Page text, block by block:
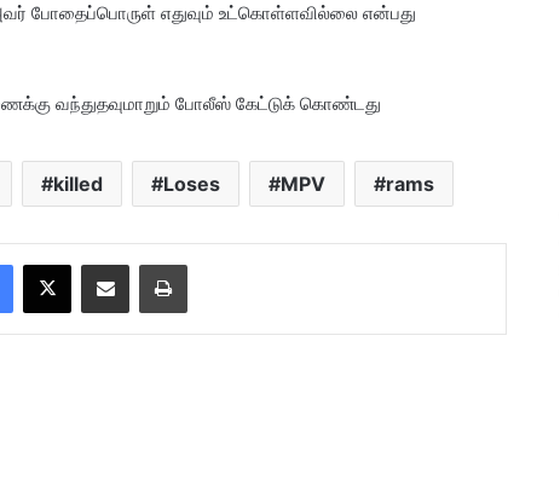
போதைப்பொருள் எதுவும் உட்கொள்ளவில்லை என்பது
வந்துதவுமாறும் போலீஸ் கேட்டுக் கொண்டது
killed Loses MPV rams